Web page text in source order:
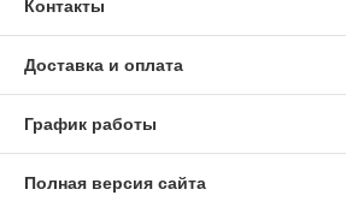
Контакты
Доставка и оплата
График работы
Полная версия сайта